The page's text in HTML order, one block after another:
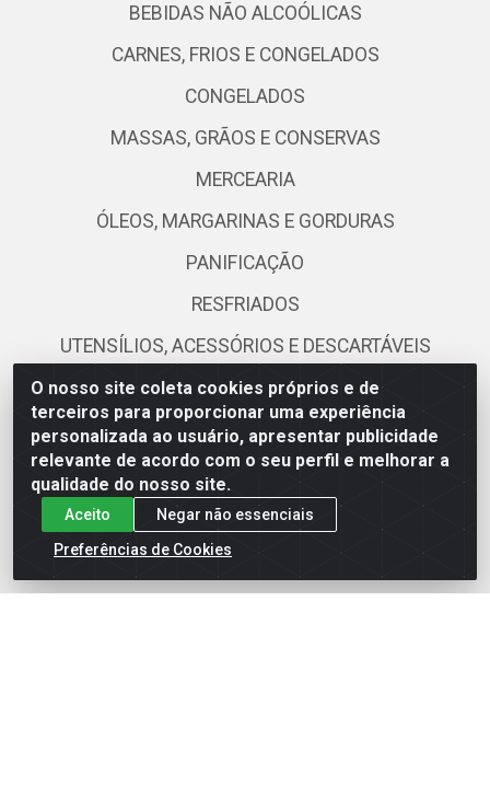
O nosso site coleta cookies próprios e de
terceiros para proporcionar uma experiência
personalizada ao usuário, apresentar publicidade
relevante de acordo com o seu perfil e melhorar a
qualidade do nosso site.
Aceito
Negar não essenciais
Preferências de Cookies
BEBIDAS NÃO ALCOÓLICAS
CARNES, FRIOS E CONGELADOS
CONGELADOS
MASSAS, GRÃOS E CONSERVAS
MERCEARIA
ÓLEOS, MARGARINAS E GORDURAS
PANIFICAÇÃO
RESFRIADOS
UTENSÍLIOS, ACESSÓRIOS E DESCARTÁVEIS
Fale Conosco
(81) 3419-0103
(81) 99111-0579
ecommerce@atacamax.com.br